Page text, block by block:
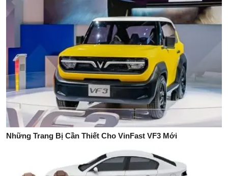
Những Trang Bị Cần Thiết Cho VinFast VF3 Mới